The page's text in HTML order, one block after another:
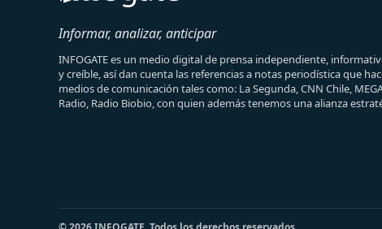
Informar, analizar, anticipar
INFOGATE es un medio digital de prensa independiente,
y creíble, así dan cuenta las referencias a notas periodística que
medios de comunicación tales como: La Segunda, CNN Chile,
Radio, Radio Biobio, con quien además tenemos una alianza